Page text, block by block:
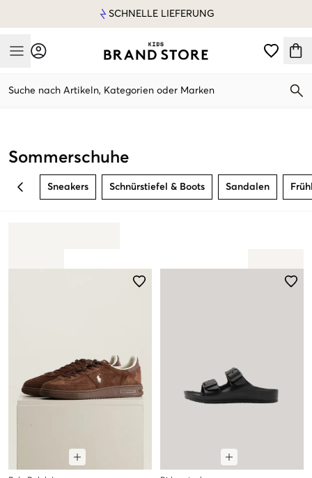
SCHNELLE LIEFERUNG
Mobile Menu
Suche nach Artikeln, Kategorien oder Marken
Sommerschuhe
BACK Sneakers Schnürstiefel & Boots Sandalen